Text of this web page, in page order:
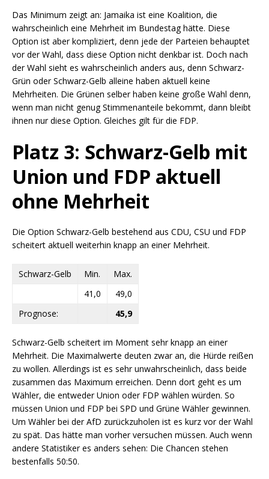
Das Minimum zeigt an: Jamaika ist eine Koalition, die
wahrscheinlich eine Mehrheit im Bundestag hätte. Diese
Option ist aber kompliziert, denn jede der Parteien behauptet
vor der Wahl, dass diese Option nicht denkbar ist. Doch nach
der Wahl sieht es wahrscheinlich anders aus, denn Schwarz-
Grün oder Schwarz-Gelb alleine haben aktuell keine
Mehrheiten. Die Grünen selber haben keine große Wahl denn,
wenn man nicht genug Stimmenanteile bekommt, dann bleibt
ihnen nur diese Option. Gleiches gilt für die FDP.
Platz 3: Schwarz-Gelb mit
Union und FDP aktuell
ohne Mehrheit
Die Option Schwarz-Gelb bestehend aus CDU, CSU und FDP
scheitert aktuell weiterhin knapp an einer Mehrheit.
Schwarz-Gelb Min.
Max.
41,0
49,0
Prognose:
45,9
Schwarz-Gelb scheitert im Moment sehr knapp an einer
Mehrheit. Die Maximalwerte deuten zwar an, die Hürde reißen
zu wollen. Allerdings ist es sehr unwahrscheinlich, dass beide
zusammen das Maximum erreichen. Denn dort geht es um
Wähler, die entweder Union oder FDP wählen würden. So
müssen Union und FDP bei SPD und Grüne Wähler gewinnen.
Um Wähler bei der AfD zurückzuholen ist es kurz vor der Wahl
zu spät. Das hätte man vorher versuchen müssen. Auch wenn
andere Statistiker es anders sehen: Die Chancen stehen
bestenfalls 50:50.